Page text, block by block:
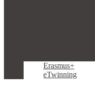
Erasmus+
eTwinning